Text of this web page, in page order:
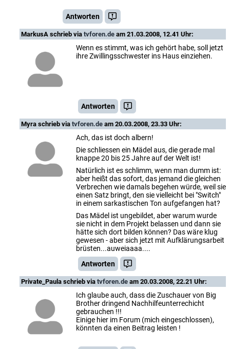
Antworten
MarkusA schrieb via tvforen.de am 21.03.2008, 12.41 Uhr:
Wenn es stimmt, was ich gehört habe, soll jetzt
ihre Zwillingsschwester ins Haus einziehen.
Antworten
Myra schrieb via tvforen.de am 20.03.2008, 23.33 Uhr:
Ach, das ist doch albern!
Die schliessen ein Mädel aus, die gerade mal
knappe 20 bis 25 Jahre auf der Welt ist!
Natürlich ist es schlimm, wenn man dumm ist:
aber heißt das sofort, das jemand die gleichen
Verbrechen wie damals begehen würde, weil sie
einen Satz bringt, den sie vielleicht bei "Switch"
in einem sarkastischen Ton aufgefangen hat?
Das Mädel ist ungebildet, aber warum wurde
sie nicht in dem Projekt belassen und dann sie
hätte sich dort bilden können? Das wäre klug
gewesen - aber sich jetzt mit Aufklärungsarbeit
brüsten...auweiaaaa....
Antworten
Private_Paula schrieb via tvforen.de am 20.03.2008, 22.21 Uhr:
Ich glaube auch, dass die Zuschauer von Big
Brother dringend Nachhilfeunterrechicht
gebrauchen !!!
Einige hier im Forum (mich eingeschlossen),
könnten da einen Beitrag leisten !